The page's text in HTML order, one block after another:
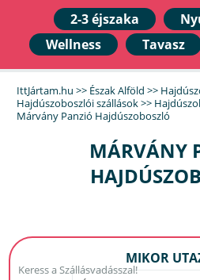
2-3 éjszaka
Wellness
Tavasz
IttJártam.hu >> Észak Alföld >>
Hajdúszoboszlói szállások>>
Márvány Panzió Hajdúszoboszló
MÁRVÁNY
MIKOR